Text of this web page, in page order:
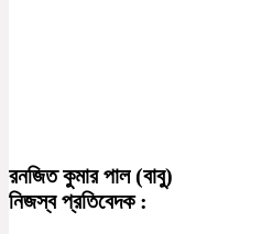
রনজিত কুমার পাল (বাবু)
নিজস্ব প্রতিবেদক :